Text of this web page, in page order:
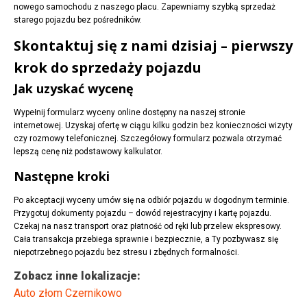
nowego samochodu z naszego placu. Zapewniamy szybką sprzedaż
starego pojazdu bez pośredników.
Skontaktuj się z nami dzisiaj – pierwszy
krok do sprzedaży pojazdu
Jak uzyskać wycenę
Wypełnij formularz wyceny online dostępny na naszej stronie
internetowej. Uzyskaj ofertę w ciągu kilku godzin bez konieczności wizyty
czy rozmowy telefonicznej. Szczegółowy formularz pozwala otrzymać
lepszą cenę niż podstawowy kalkulator.
Następne kroki
Po akceptacji wyceny umów się na odbiór pojazdu w dogodnym terminie.
Przygotuj dokumenty pojazdu – dowód rejestracyjny i kartę pojazdu.
Czekaj na nasz transport oraz płatność od ręki lub przelew ekspresowy.
Cała transakcja przebiega sprawnie i bezpiecznie, a Ty pozbywasz się
niepotrzebnego pojazdu bez stresu i zbędnych formalności.
Zobacz inne lokalizacje:
Auto złom Czernikowo